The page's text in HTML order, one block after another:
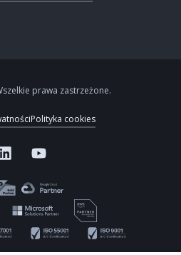
prawa zastrzeżone.
Polityka cookies